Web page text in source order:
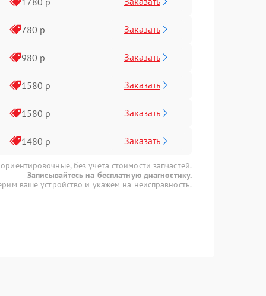
780 р Заказать
980 р Заказать
1580 р Заказать
1580 р Заказать
1480 р Заказать
без учета стоимости запчастей.
Записывайтесь на бесплатную диагностику.
ваше устройство и укажем на неисправность.